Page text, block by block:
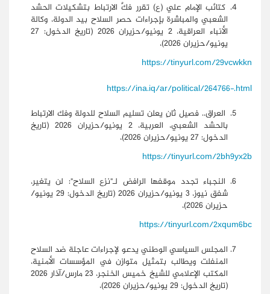
كتائب الإمام علي (ع) تقرر فكَّ الارتباط بتشكيلات الحشد
الشعبي والمباشرة بإجراءات حصر السلاح بيد الدولة، وكالة
الأنباء العراقية، 2 يونيو/حزيران 2026 (تاريخ الدخول: 27
يونيو/حزيران 2026)،
https://tinyurl.com/29vcwkkn
https://ina.iq/ar/political/264766-.html
العراق.. فصيل ثانٍ يعلن تسليم السلاح للدولة وفك الارتباط
بالحشد الشعبي، العربية، 2 يونيو/حزيران 2026 (تاريخ
الدخول: 27 يونيو/حزيران 2026)،
https://tinyurl.com/2bh9yx2b
النجباء تجدد موقفها الرافض لـ"نزع السلاح": لن يتغير،
شفق نيوز، 3 يونيو/حزيران 2026 (تاريخ الدخول: 29 يونيو/
حزيران 2026)،
https://tinyurl.com/2xqum6bc
المجلس السياسي الوطني يدعو لإجراءات عاجلة ضد السلاح
المنفلت ويطالب بتمثيل متوازن في المؤسسات الأمنية،
المكتب الإعلامي للشيخ خميس الخنجر، 23 مارس/آذار 2026
(تاريخ الدخول: 29 يونيو/حزيران 2026)،